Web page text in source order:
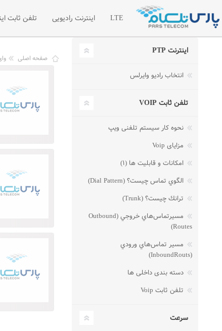
LTE اینترنت رادیویی
اینترنت رادیویی اختصاصی
درخواست امکان سنجی رادیویی
تلفن ثابت
تلفن
لیست
درخواست
مطالب
صفحه اصلی
اینترنت PTP
انتخاب رادیو وایرلس
تلفن ثابت VOIP
نحوه کار سیستم تلفنی ویپ
مزایای Voip
امکانات و قابلیت ها (۱)
الگوي تماس چيست؟ (Dial Pattern)
ترانك چيست؟ (Trunk)
مسيرتماس‌هاي خروجي (Outbound
Routes)
مسير تماس‌هاي ورودي
(InboundRouts)
دسته بندی داخلی ها
تلفن ثابت Voip
سرعت